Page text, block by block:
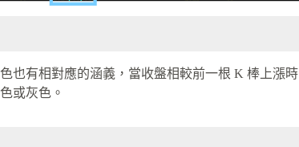
也有相對應的涵義，當收盤相較前一根 K 棒上漲時
或灰色。